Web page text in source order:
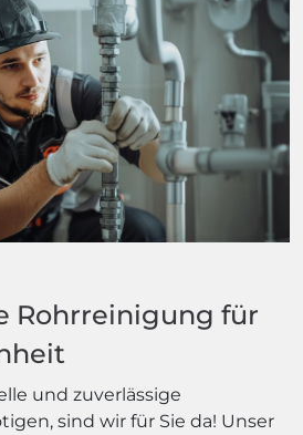
Rohrreinigung für
und zuverlässige
sind wir für Sie da! Unser